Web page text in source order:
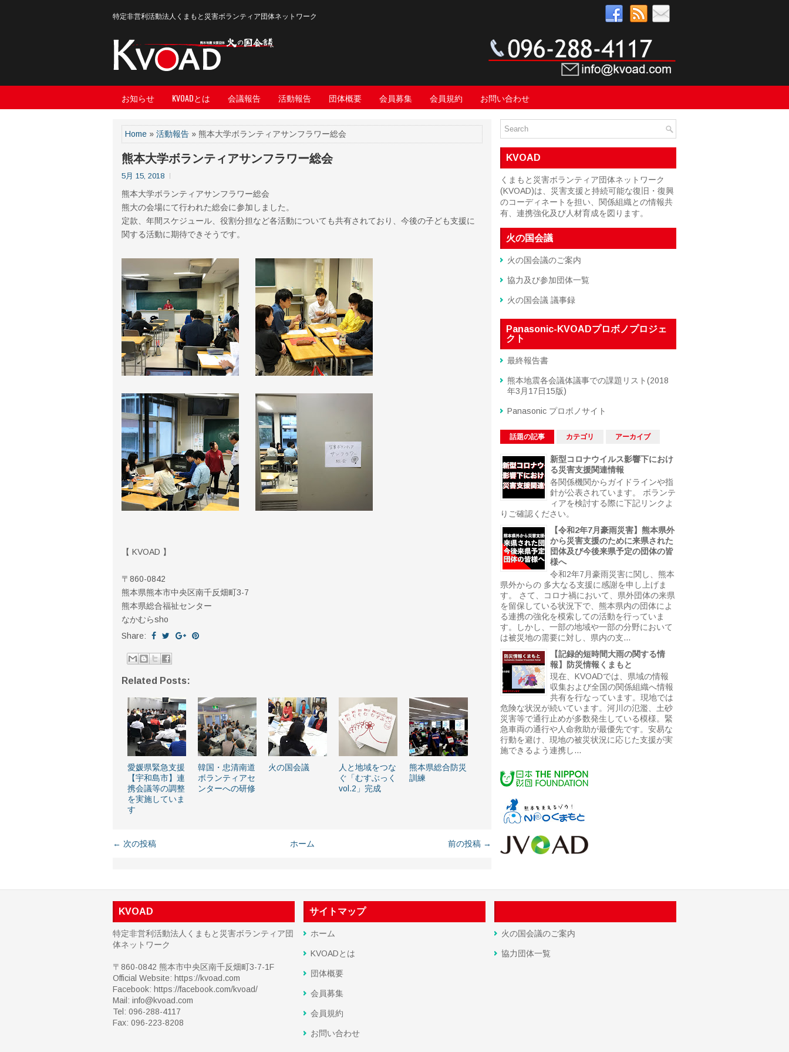
特定非営利活動法人くまもと災害ボランティア団体ネットワーク
お知らせ KVOADとは 会議報告 活動報告 団体概要 会員募集 会員規約 お問い合わせ
Home » 活動報告 » 熊本大学ボランティアサンフラワー総会
熊本大学ボランティアサンフラワー総会
5月 15, 2018
熊本大学ボランティアサンフラワー総会
熊大の会場にて行われた総会に参加しました。
定款、年間スケジュール、役割分担など各活動についても共有されており、今後の子ども支援に
関する活動に期待できそうです。
【 KVOAD 】
〒860-0842
熊本県熊本市中央区南千反畑町3-7
熊本県総合福祉センター
なかむらsho
Share:
Related Posts:
愛媛県緊急支援
【宇和島市】連
携会議等の調整
を実施していま
す
韓国・忠清南道
ボランティアセ
ンターへの研修
火の国会議
人と地域をつな
ぐ「むすぶっく
vol.2」完成
熊本県総合防災
訓練
← 次の投稿 前の投稿 →
ホーム
KVOAD
くまもと災害ボランティア団体ネットワーク
(KVOAD)は、災害支援と持続可能な復旧・復興
のコーディネートを担い、関係組織との情報共
有、連携強化及び人材育成を図ります。
火の国会議
火の国会議のご案内
協力及び参加団体一覧
火の国会議 議事録
Panasonic-KVOADプロボノプロジェ
クト
最終報告書
熊本地震各会議体議事での課題リスト(2018
年3月17日15版)
Panasonic プロボノサイト
話題の記事 カテゴリ アーカイブ
新型コロナウイルス影響下におけ
る災害支援関連情報
各関係機関からガイドラインや指
針が公表されています。 ボランテ
ィアを検討する際に下記リンクよ
りご確認ください。
【令和2年7月豪雨災害】熊本県外
から災害支援のために来県された
団体及び今後来県予定の団体の皆
様へ
令和2年7月豪雨災害に関し、熊本
県外からの 多大なる支援に感謝を申し上げま
す。 さて、コロナ禍において、県外団体の来県
を留保している状況下で、熊本県内の団体によ
る連携の強化を模索しての活動を行っていま
す。しかし、一部の地域や一部の分野において
は被災地の需要に対し、県内の支...
【記録的短時間大雨の関する情
報】防災情報くまもと
現在、KVOADでは、県域の情報
収集および全国の関係組織へ情報
共有を行なっています。現地では
危険な状況が続いています。河川の氾濫、土砂
災害等で通行止めが多数発生している模様。緊
急車両の通行や人命救助が最優先です。安易な
行動を避け、現地の被災状況に応じた支援が実
施できるよう連携し...
KVOAD
特定非営利活動法人くまもと災害ボランティア団
体ネットワーク
〒860-0842 熊本市中央区南千反畑町3-7-1F
Official Website: https://kvoad.com
Facebook: https://facebook.com/kvoad/
Mail: info@kvoad.com
Tel: 096-288-4117
Fax: 096-223-8208
サイトマップ
ホーム
KVOADとは
団体概要
会員募集
会員規約
お問い合わせ
火の国会議のご案内
協力団体一覧